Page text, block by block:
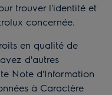
trouver l'identité et
concernée.
en qualité de
d'autres
Note d'Information
à Caractère